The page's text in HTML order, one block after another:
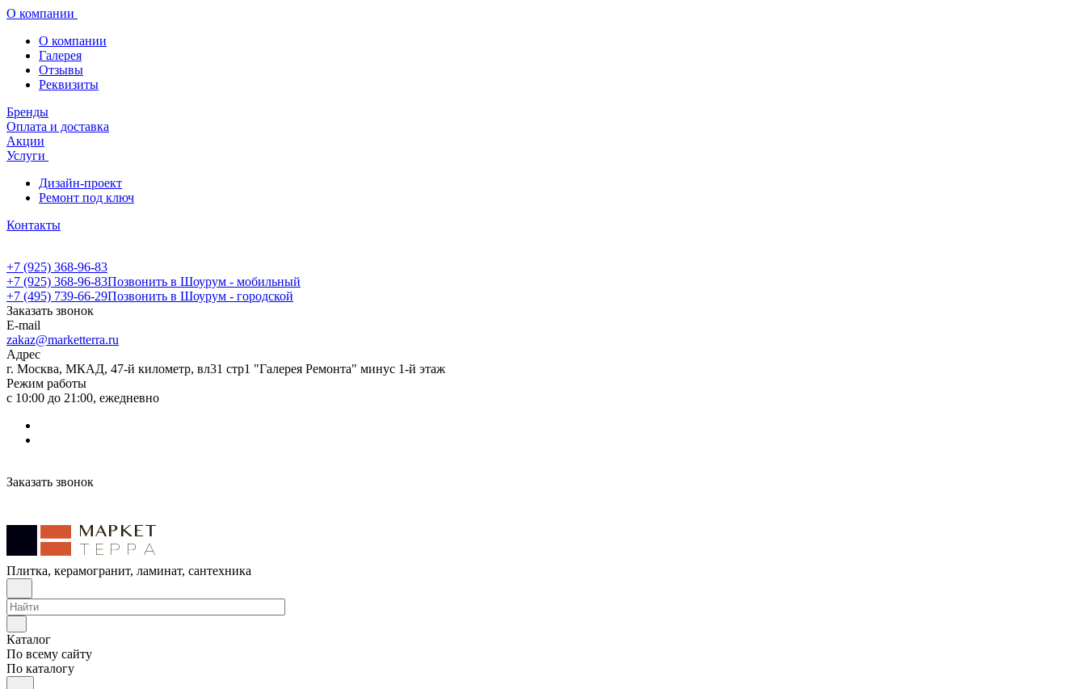
О компании
О компании
Галерея
Отзывы
Реквизиты
Бренды
Оплата и доставка
Акции
Услуги
Дизайн-проект
Ремонт под ключ
Контакты
+7 (925) 368-96-83
+7 (925) 368-96-83Позвонить в Шоурум - мобильный
+7 (495) 739-66-29Позвонить в Шоурум - городской
Заказать звонок
E-mail
zakaz@marketterra.ru
Адрес
г. Москва, МКАД, 47-й километр, вл31 стр1 "Галерея Ремонта" минус 1-й этаж
Режим работы
с 10:00 до 21:00, ежедневно
Заказать звонок
Плитка, керамогранит, ламинат, сантехника
Каталог
По всему сайту
По каталогу